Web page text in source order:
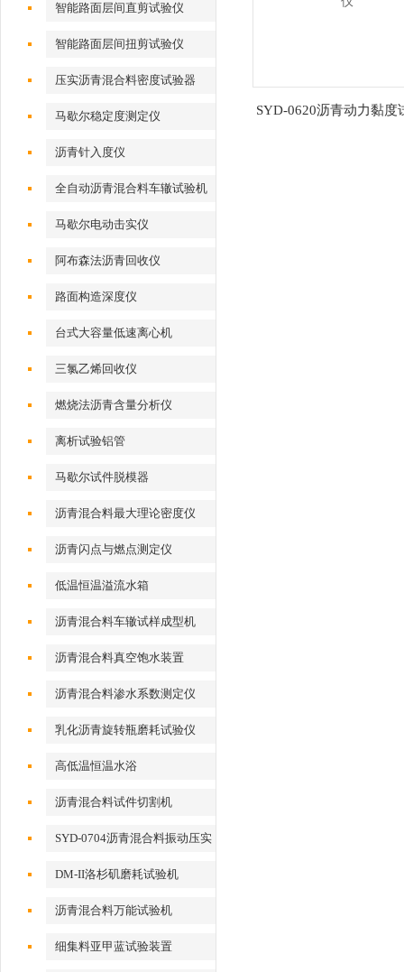
智能路面层间直剪试验仪
智能路面层间扭剪试验仪
压实沥青混合料密度试验器
马歇尔稳定度测定仪
沥青针入度仪
全自动沥青混合料车辙试验机
马歇尔电动击实仪
阿布森法沥青回收仪
路面构造深度仪
台式大容量低速离心机
三氯乙烯回收仪
燃烧法沥青含量分析仪
离析试验铝管
马歇尔试件脱模器
沥青混合料最大理论密度仪
沥青闪点与燃点测定仪
低温恒温溢流水箱
沥青混合料车辙试样成型机
沥青混合料真空饱水装置
沥青混合料渗水系数测定仪
乳化沥青旋转瓶磨耗试验仪
高低温恒温水浴
沥青混合料试件切割机
SYD-0704沥青混合料振动压实
DM-II洛杉矶磨耗试验机
沥青混合料万能试验机
细集料亚甲蓝试验装置
SYD-0620沥青动力黏度